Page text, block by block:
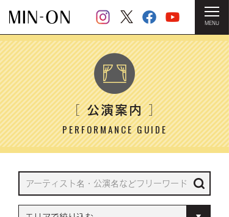
MENU
HOME ＞ 公演案内
［公演案内］
PERFORMANCE GUIDE